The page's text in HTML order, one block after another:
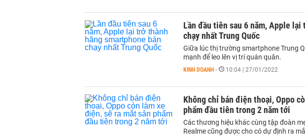
Lần đầu tiên sau 6 năm, Apple
chạy nhất Trung Quốc
Giữa lúc thị trường smartphone Trung
mạnh để leo lên vị trí quán quân.
KINH DOANH - 10:04 | 27/01/2022
Không chỉ bán điện thoại, Oppo
phẩm đầu tiên trong 2 năm tới
Các thương hiệu khác cùng tập đoàn
Realme cũng được cho có dự định ra